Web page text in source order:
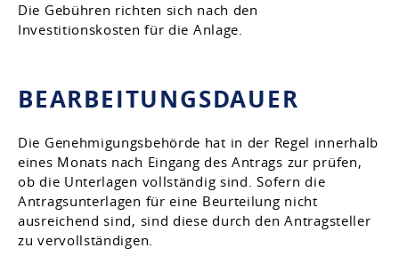
Die Gebühren richten sich nach den
Investitionskosten für die Anlage.
BEARBEITUNGSDAUER
Die Genehmigungsbehörde hat in der Regel innerhalb
eines Monats nach Eingang des Antrags zur prüfen,
ob die Unterlagen vollständig sind. Sofern die
Antragsunterlagen für eine Beurteilung nicht
ausreichend sind, sind diese durch den Antragsteller
zu vervollständigen.